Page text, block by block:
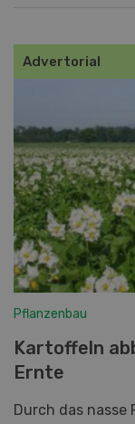
Advertorial
Pflanzenbau
Kartoffeln
Ernte
Durch das nasse